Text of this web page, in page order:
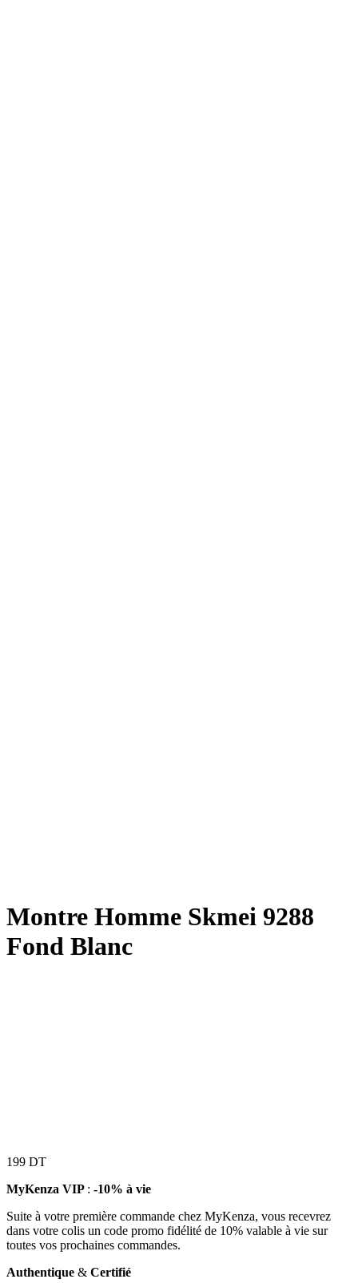
Montre Homme Skmei 9288
Fond Blanc
199 DT
MyKenza VIP : -10% à vie
Suite à votre première commande chez MyKenza, vous recevrez
dans votre colis un code promo fidélité de 10% valable à vie sur
toutes vos prochaines commandes.
Authentique & Certifié